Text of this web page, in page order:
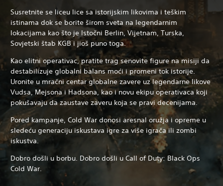
Susretnite se liceu lice sa istorijskim likovima i teškim
istinama dok se borite širom sveta na legendarnim
lokacijama kao što je Istočni Berlin, Vijetnam, Turska,
Sovjetski štab KGB i jioš puno toga.
Kao elitni operativac, pratite trag senovite figure na misiji da
destabilizuje globalni balans moći i promeni tok istorije.
Uronite u mračni centar globalne zavere uz legendarne likove
Vudsa, Mejsona i Hadsona, kao i novu ekipu operativaca koji
pokušavaju da zaustave zaveru koja se pravi decenijama.
Pored kampanje, Cold War donosi aresnal oružja i opreme u
sledeću generaciju iskustava igre za više igrača ili zombi
iskustva.
Dobro došli u borbu. Dobro došli u Call of Duty: Black Ops
Cold War.